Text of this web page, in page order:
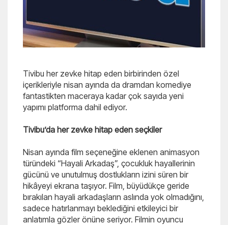
Tivibu her zevke hitap eden birbirinden özel
içerikleriyle nisan ayında da dramdan komediye
fantastikten maceraya kadar çok sayıda yeni
yapımı platforma dahil ediyor.
Tivibu’da her zevke hitap eden seçkiler
Nisan ayında film seçeneğine eklenen animasyon
türündeki “Hayali Arkadaş”, çocukluk hayallerinin
gücünü ve unutulmuş dostlukların izini süren bir
hikâyeyi ekrana taşıyor. Film, büyüdükçe geride
bırakılan hayali arkadaşların aslında yok olmadığını,
sadece hatırlanmayı beklediğini etkileyici bir
anlatımla gözler önüne seriyor. Filmin oyuncu